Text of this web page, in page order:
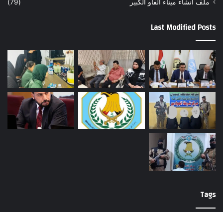
ملف انشاء ميناء الفاو الكبير
(79)
Last Modified Posts
Tags